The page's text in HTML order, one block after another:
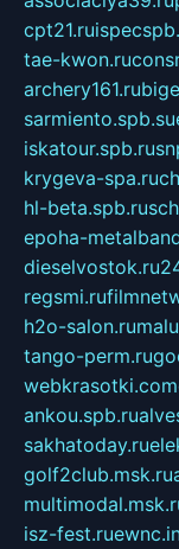
cpt21.ru
tae-kwon.ru
archery161.ru
sarmiento.spb.su
iskatour.spb.ru
krygeva-spa.ru
hl-beta.spb.ru
epoha-
dieselvostok.ru
regsmi.ru
h2o-salon.ru
tango-perm.ru
webkrasotki.com
ankou.spb.ru
sakhatoday.ru
golf2club.msk.ru
isz-fest.ru